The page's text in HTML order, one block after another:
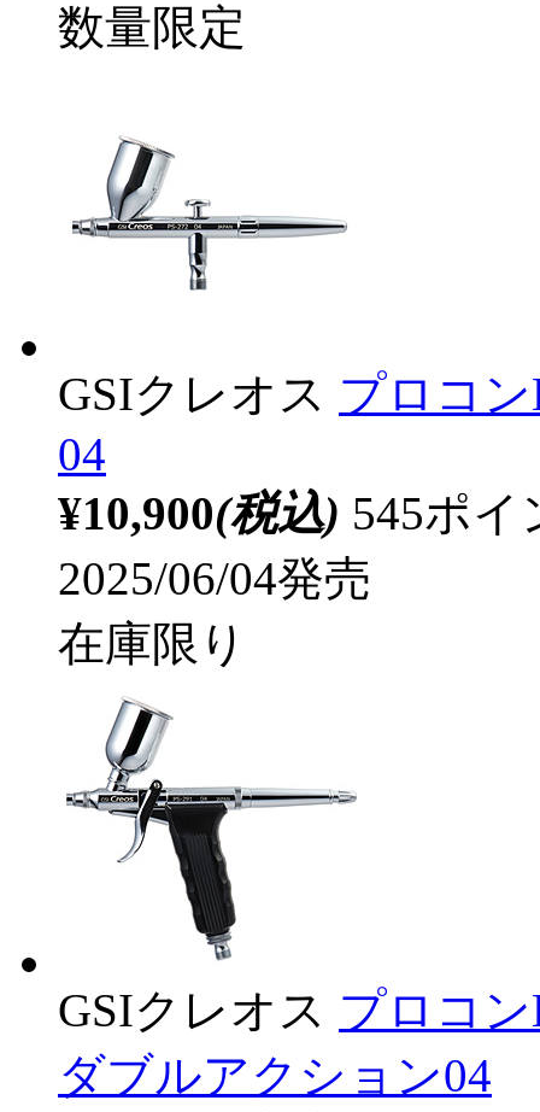
数量限定
GSIクレオス プロコ
04
¥10,900(税込) 545ポ
2025/06/04発売
在庫限り
GSIクレオス プロコ
ダブルアクション04